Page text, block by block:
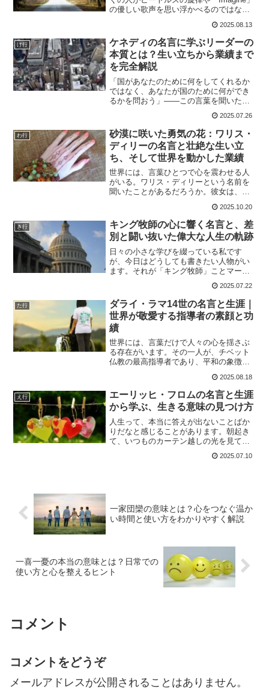
の優しい歌声を思い浮かべるのではない
ではなく、平和活動家、文化の象徴、そ
して時に過激な発言で時代を揺るがした
存在でした。ジョ...
2025.08.13
け行
ケネディの名言に学ぶリーダーの
本質とは？生い立ちから業績まで
を完全解説
「国があなたのために何をしてくれるか
ではなく、あなたが国のために何ができ
るかを問おう」――この言葉を聞いたこ
か。アメリカ合衆国第35代大統領ジョ
ン・F・ケネディの就任演説での一節で
す。シンプルながらも力強く...
2025.07.26
わ行
砂漠に咲いた勇気の花：ワリス・
ディリーの名言と壮絶な生い立
ち、そして世界を動かした業績
世界には、言葉ひとつで心を震わせる人
がいる。ワリス・ディリーという名前を
聞いたことがあるだろうか。彼女は、ソ
き抜き、やがて世界的なモデルとなり、
さらに女性の人権を訴える活動家として
名を刻んだ女性だ。彼女の...
2025.10.20
き行
キング牧師の心に響く名言と、差
別と闘い抜いた偉大な人生の軌跡
日々の小さな学びを綴っている私です
が、今日はどうしても書きたい人物がい
ます。それが「キング牧師」ことマーテ
す。なぜ急に彼のことを書こうと思った
かというと、最近ニュースやSNSで差別
や偏見について話題になるこ...
2025.07.22
た行
ダライ・ラマ14世の名言と生涯｜
世界が敬愛する指導者の素顔と功
績
世界には、言葉だけで人々の心を揺さぶ
る存在がいます。その一人が、チベット
仏教の最高指導者であり、平和の象徴と
葉は、宗教や国境を超えて多くの人々に
響き、人生や人間関係に深い気づきを与
えてくれます。特に、彼...
2025.08.18
え行
エーリッヒ・フロムの名言と生涯
から学ぶ、生きる意味の見つけ方
人生って、本当に答えが出ないことばか
りだなと感じることがあります。朝起き
て、いつものカーテン越しの光を見て、
な時、ふと心の奥から、「私は本当にこ
2025.07.10
一家団欒の意味とは？心をつなぐ温か
い時間と使い方をわかりやすく解説
一喜一憂の本当の意味とは？日常での
使い方と心を整えるヒント
コメント
コメントをどうぞ
メールアドレスが公開されることはありません。